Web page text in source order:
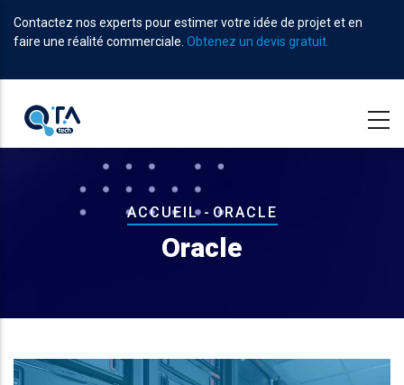
au
contenu
Contactez nos experts pour estimer votre idée de projet et en
faire une réalité commerciale. Obtenez un devis gratuit.
Fil
d'Ariane
ACCUEIL - ORACLE
Oracle